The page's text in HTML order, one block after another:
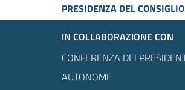
PRESIDENZA DEL
IN COLLABORAZIONE CON
CONFERENZA DEI
AUTONOME